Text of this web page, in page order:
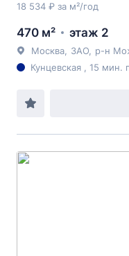
18 534 ₽ за м²/год
470 м² этаж 2
Москва ЗАО р-н
Кунцевская , 15 мин.